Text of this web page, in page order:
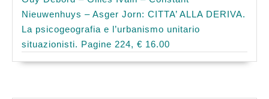
Nieuwenhuys – Asger Jorn: CITTA’ ALLA DERIVA.
La psicogeografia e l’urbanismo unitario
situazionisti. Pagine 224, € 16.00